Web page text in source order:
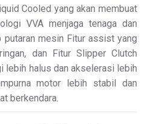
Cooled yang akan membuat
VVA menjaga tenaga dan
mesin Fitur assist yang
dan Fitur Slipper Clutch
lebih halus dan akselerasi lebih
motor lebih stabil dan
berkendara.